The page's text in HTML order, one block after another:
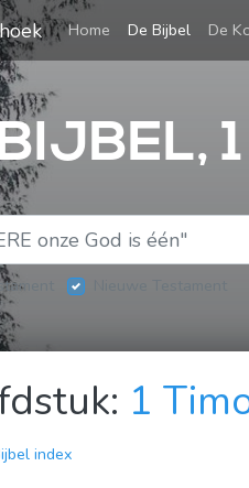
Home (current)
De Bijbel De
1
index